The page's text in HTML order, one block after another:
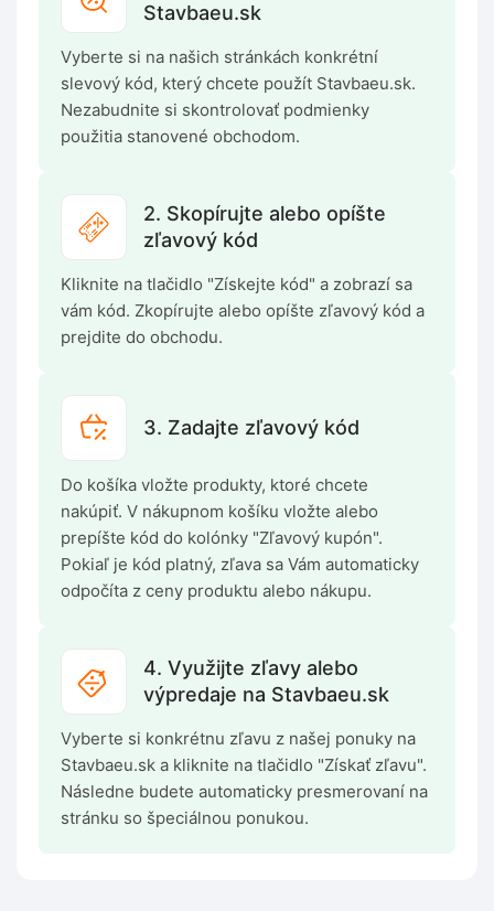
Stavbaeu.sk
Vyberte si na našich stránkách konkrétní
slevový kód, který chcete použít Stavbaeu.sk.
Nezabudnite si skontrolovať podmienky
použitia stanovené obchodom.
2. Skopírujte alebo opíšte
zľavový kód
Kliknite na tlačidlo "Získejte kód" a zobrazí sa
vám kód. Zkopírujte alebo opíšte zľavový kód a
prejdite do obchodu.
3. Zadajte zľavový kód
Do košíka vložte produkty, ktoré chcete
nakúpiť. V nákupnom košíku vložte alebo
prepíšte kód do kolónky "Zľavový kupón".
Pokiaľ je kód platný, zľava sa Vám automaticky
odpočíta z ceny produktu alebo nákupu.
4. Využijte zľavy alebo
výpredaje na Stavbaeu.sk
Vyberte si konkrétnu zľavu z našej ponuky na
Stavbaeu.sk a kliknite na tlačidlo "Získať zľavu".
Následne budete automaticky presmerovaní na
stránku so špeciálnou ponukou.